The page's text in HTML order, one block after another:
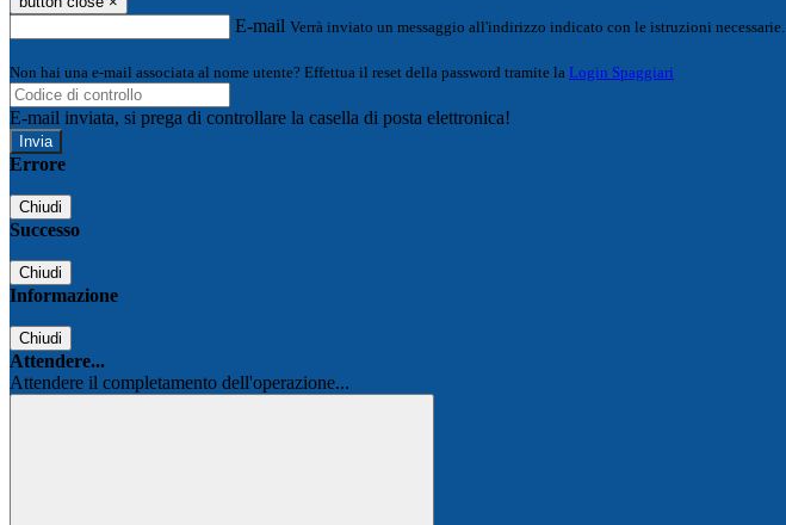
E-mail Verrà inviato un messaggio all'indirizzo indicato con le istruzioni necessarie.
Non hai una e-mail associata al nome utente? Effettua il reset della password tramite la Login Spaggiari
E-mail inviata, si prega di controllare la casella di posta elettronica!
Errore
Chiudi
Successo
Chiudi
Informazione
Chiudi
Attendere...
Attendere il completamento dell'operazione...